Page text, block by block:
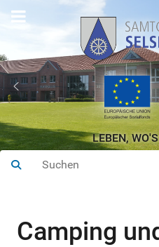
LEBEN,
Camping